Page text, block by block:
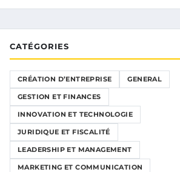
CATÉGORIES
CRÉATION D’ENTREPRISE GENERAL
GESTION ET FINANCES
INNOVATION ET TECHNOLOGIE
JURIDIQUE ET FISCALITÉ
LEADERSHIP ET MANAGEMENT
MARKETING ET COMMUNICATION